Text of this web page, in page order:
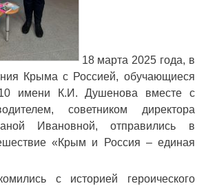
18 марта 2025 года, в
Крыма с Россией, обучающиеся
К.И. Душенова вместе с
советником директора
Ивановной, отправились в
«Крым и Россия – единая
с историей героического